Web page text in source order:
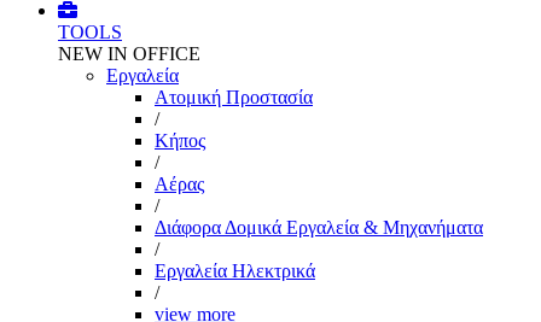
TOOLS
NEW IN OFFICE
Εργαλεία
Aτομική Προστασία
/
Kήπος
/
Αέρας
/
Διάφορα Δομικά Εργαλεία & Μηχανήματα
/
Εργαλεία Ηλεκτρικά
/
view more